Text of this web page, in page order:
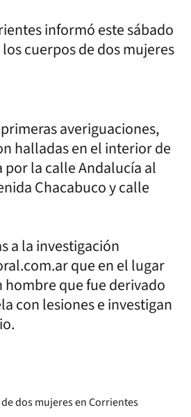
informó este sábado
cuerpos de dos mujeres
averiguaciones,
halladas en el interior de
por la calle Andalucía al
Chacabuco y calle
a la investigación
que en el lugar
hombre que fue derivado
con lesiones e investigan